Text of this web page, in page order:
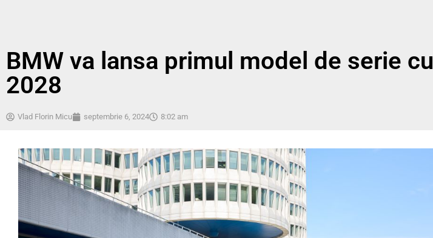
BMW va lansa primul model de serie
2028
Vlad Florin Micu septembrie 6, 2024 8:02 am